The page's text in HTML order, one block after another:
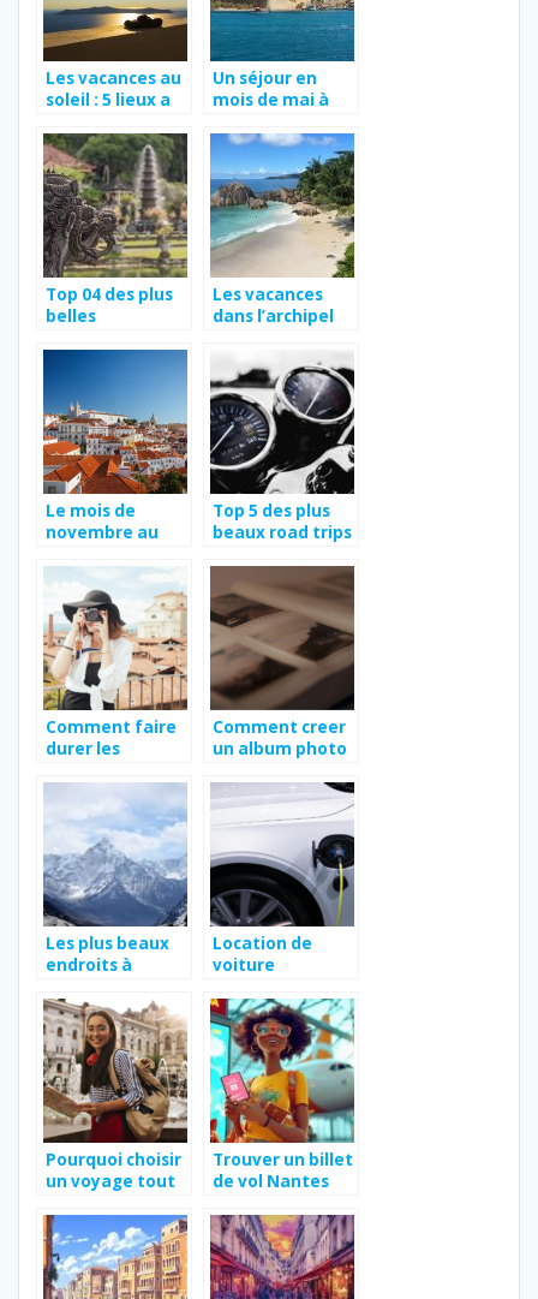
Les vacances au
soleil : 5 lieux a
2022
Un séjour en
mois de mai à
activités, le
climat et le prix
des billets
Top 04 des plus
belles
moindre coût en
2022
Les vacances
dans l’archipel
Le mois de
novembre au
Top 5 des plus
beaux road trips
Comment faire
durer les
Comment creer
un album photo
vacances ?
Les plus beaux
endroits à
France
Location de
voiture
paris : quels sont
les principaux
avantages
Pourquoi choisir
un voyage tout
pour vivre une
experience
inoubliable
Trouver un billet
de vol Nantes
meilleur prix